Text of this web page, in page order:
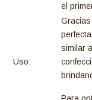
el
Uso:
similar